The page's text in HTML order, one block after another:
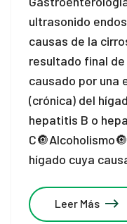
ultrasonido
causas de la
resultado final
causado por una
(crónica) del
hepatitis B o
hígado cuya
Leer Más